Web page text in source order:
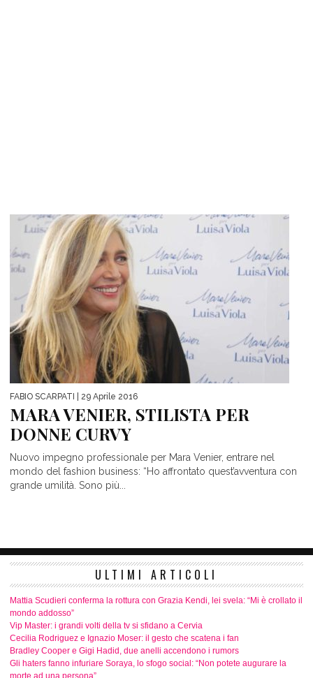
FABIO SCARPATI | 29 Aprile 2016
MARA VENIER, STILISTA PER
DONNE CURVY
Nuovo impegno professionale per Mara Venier, entrare nel
mondo del fashion business: “Ho affrontato quest’avventura con
grande umilità. Sono più...
ULTIMI ARTICOLI
Mattia Scudieri conferma la rottura con Grazia Kendi, lei svela: “Mi è crollato il
mondo addosso”
Vip Master: i grandi volti della tv si sfidano a Cervia
Cecilia Rodriguez e Ignazio Moser: il gesto che scatena i fan
Bradley Cooper e Gigi Hadid, due anelli accendono i rumors
Gli haters fanno infuriare Soraya, lo sfogo social: “Non potete augurare la
morte ad una persona”